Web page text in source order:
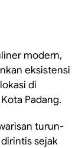
modern,
eksistensi
di
Padang.
turun-
sejak